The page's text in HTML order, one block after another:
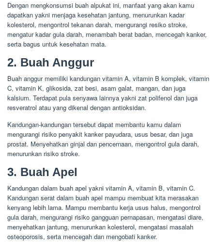
Dengan mengkonsumsi buah alpukat ini, manfaat yang akan kamu
dapatkan yakni menjaga kesehatan jantung, menurunkan kadar
kolesterol, mengontrol tekanan darah, mengurangi resiko stroke,
mengatur kadar gula darah, menambah berat badan, mencegah kanker,
serta bagus untuk kesehatan mata.
2. Buah Anggur
Buah anggur memiliki kandungan vitamin A, vitamin B komplek, vitamin
C, vitamin K, glikosida, zat besi, asam galat, mangan, dan juga
kalsium. Terdapat pula senyawa lainnya yakni zat polifenol dan juga
resveratrol atau yang dikenal dengan antioksidan.
Kandungan-kandungan tersebut dapat membantu kamu dalam
mengurangi risiko penyakit kanker payudara, usus besar, dan juga
prostat. Menyehatkan ginjal dan pencernaan, mengontrol gula darah,
menurunkan risiko stroke.
3. Buah Apel
Kandungan dalam buah apel yakni vitamin A, vitamin B, vitamin C.
Kandungan serat dalam buah apel mampu membuat kita merasakan
kenyang lebih lama. Mampu membantu kerja usus halus, mengontrol
gula darah, mengurangi risiko gangguan pernapasan, mengatasi diare,
menyehatkan jantung, menurunkan kolesterol, mengatasi masalah
osteoporosis, serta mencegah dan mengobati kanker.